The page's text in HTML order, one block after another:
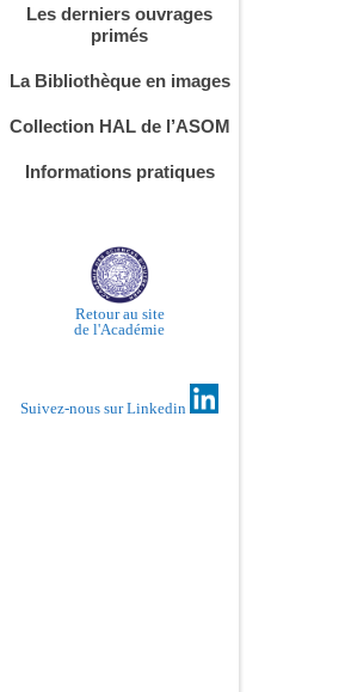
Les derniers ouvrages
primés
La Bibliothèque en images
Collection HAL de l’ASOM
Informations pratiques
Retour au site
de l'Académie
Suivez-nous sur Linkedin